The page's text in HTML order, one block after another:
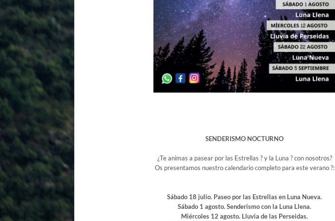
SENDERISMO NOCTURNO
¿Te animas a pasear por las Estrellas ? y la Luna ? con nosotros?
Os presentamos nuestro calendario completo para este verano ?:
Sábado 18 julio. Paseo por las Estrellas en Luna Nueva.
Sábado 1 agosto. Senderismo con la Luna Llena.
Miércoles 12 agosto. Lluvia de las Perseidas.